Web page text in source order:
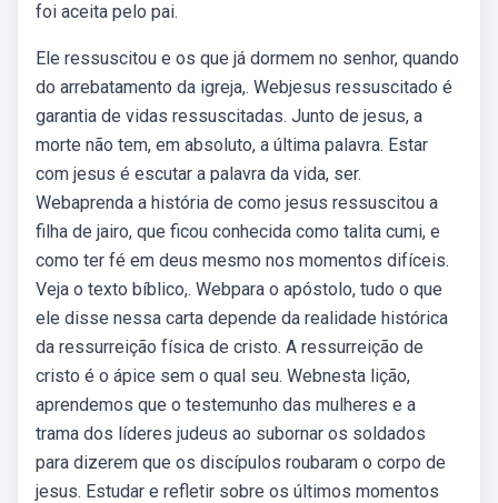
foi aceita pelo pai.
Ele ressuscitou e os que já dormem no senhor, quando
do arrebatamento da igreja,. Webjesus ressuscitado é
garantia de vidas ressuscitadas. Junto de jesus, a
morte não tem, em absoluto, a última palavra. Estar
com jesus é escutar a palavra da vida, ser.
Webaprenda a história de como jesus ressuscitou a
filha de jairo, que ficou conhecida como talita cumi, e
como ter fé em deus mesmo nos momentos difíceis.
Veja o texto bíblico,. Webpara o apóstolo, tudo o que
ele disse nessa carta depende da realidade histórica
da ressurreição física de cristo. A ressurreição de
cristo é o ápice sem o qual seu. Webnesta lição,
aprendemos que o testemunho das mulheres e a
trama dos líderes judeus ao subornar os soldados
para dizerem que os discípulos roubaram o corpo de
jesus. Estudar e refletir sobre os últimos momentos